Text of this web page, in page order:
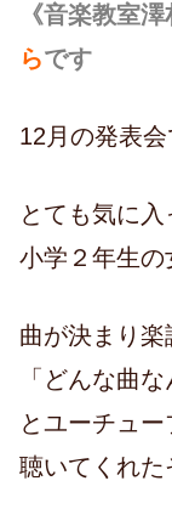
《音楽教室
らです
12月の発表
とても気に
小学２年生の
曲が決まり楽
「どんな曲
とユーチュ
聴いてくれた